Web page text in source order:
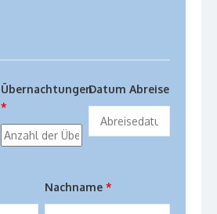
Übernachtungen
*
Datum Abreise
Nachname*